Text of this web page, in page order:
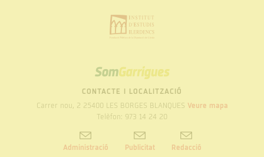
SOM
GARRIGUES
CONTACTE I LOCALITZACIÓ
Carrer nou, 2 25400 LES BORGES BLANQUES Veure mapa
Telèfon: 973 14 24 20
Administració Publicitat Redacció